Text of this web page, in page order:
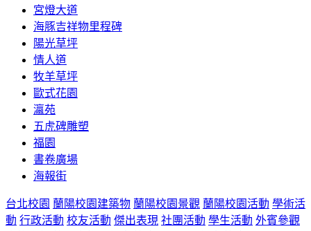
宮燈大道
海豚吉祥物里程碑
陽光草坪
情人道
牧羊草坪
歐式花園
瀛苑
五虎碑雕塑
福園
書卷廣場
海報街
台北校園 蘭陽校園建築物 蘭陽校園景觀 蘭陽校園活動 學術活
動 行政活動 校友活動 傑出表現 社團活動 學生活動 外賓參觀